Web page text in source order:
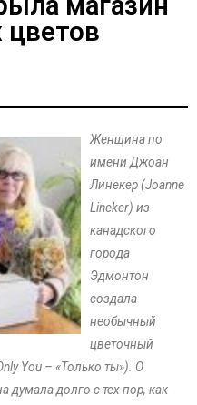
Женщина по
имени Джоан
Линекер (Joanne
Lineker) из
канадского
города
Эдмонтон
создала
необычный
цветочный
You – «Только ты»). О
думала долго с тех пор, как